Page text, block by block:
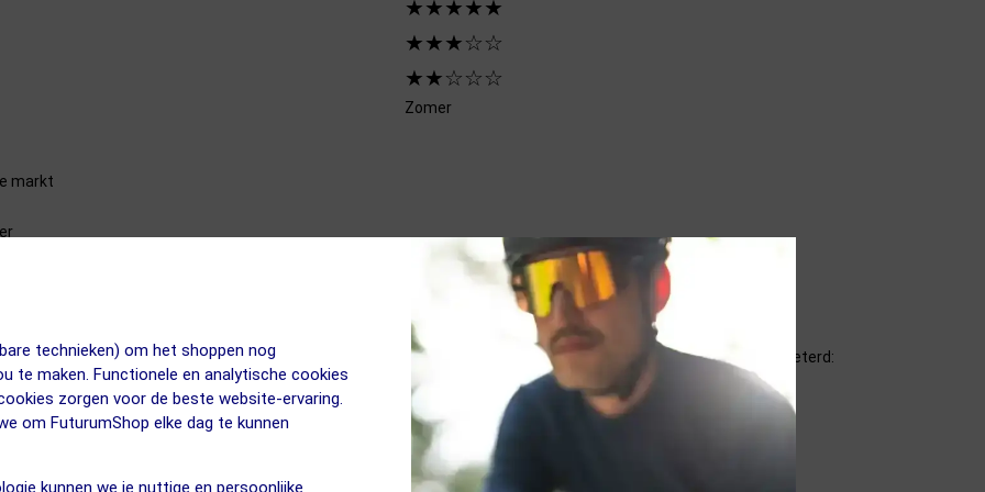
technieken) om het shoppen nog
te maken. Functionele en analytische cookies
zorgen voor de beste website-ervaring.
om FuturumShop elke dag te kunnen
kunnen we je nuttige en persoonlijke
★★★★★
★★★☆☆
★★☆☆☆
Zomer
markt
Grand Prix 4000 en doet dit met verve. Ten opzichte van zijn voorganger is deze band op alle fronten verbeterd: